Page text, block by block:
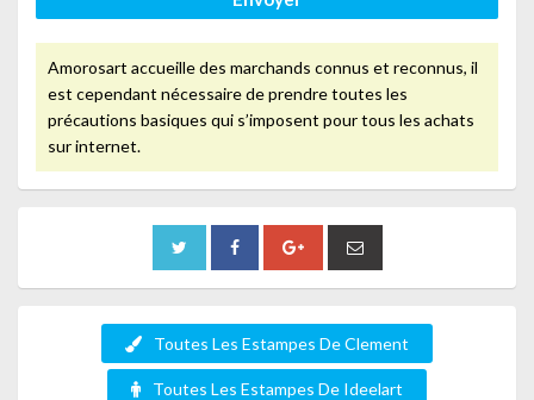
Amorosart accueille des marchands connus et reconnus, il
est cependant nécessaire de prendre toutes les
précautions basiques qui s’imposent pour tous les achats
sur internet.
Toutes Les Estampes De Clement
Toutes Les Estampes De Ideelart